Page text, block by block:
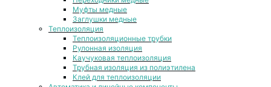
Муфты медные
Заглушки медные
Теплоизоляция
Теплоизоляционные трубки
Рулонная изоляция
Каучуковая теплоизоляция
Трубная изоляция из полиэтилена
Клей для теплоизоляции